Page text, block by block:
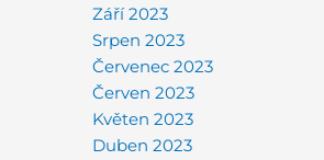
Září 2023
Srpen 2023
Červenec 2023
Červen 2023
Květen 2023
Duben 2023